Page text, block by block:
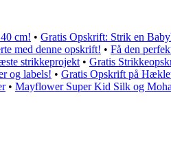
cm! • Gratis Opskrift: Strik en
med denne opskrift! • Få den
strikkeprojekt • Gratis
og labels! • Gratis Opskrift på
• Mayflower Super Kid Silk og